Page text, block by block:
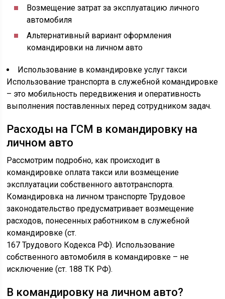
Возмещение затрат за эксплуатацию личного
автомобиля
Альтернативный вариант оформления
командировки на личном авто
Использование в командировке услуг такси
Использование транспорта в служебной командировке
– это мобильность передвижения и оперативность
выполнения поставленных перед сотрудником задач.
Расходы на ГСМ в командировку на
личном авто
Рассмотрим подробно, как происходит в
командировке оплата такси или возмещение
эксплуатации собственного автотранспорта.
Командировка на личном транспорте Трудовое
законодательство предусматривает возмещение
расходов, понесенных работником в служебной
командировке (ст.
167 Трудового Кодекса РФ). Использование
собственного автомобиля в командировке – не
исключение (ст. 188 ТК РФ).
В командировку на личном авто?